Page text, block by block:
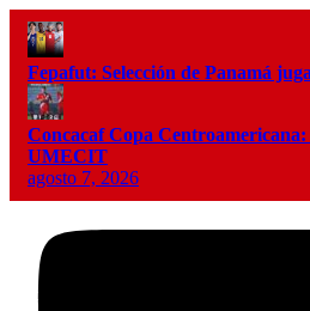
Fepafut: Selección de Panamá
Concacaf Copa
UMECIT
agosto 7, 2026